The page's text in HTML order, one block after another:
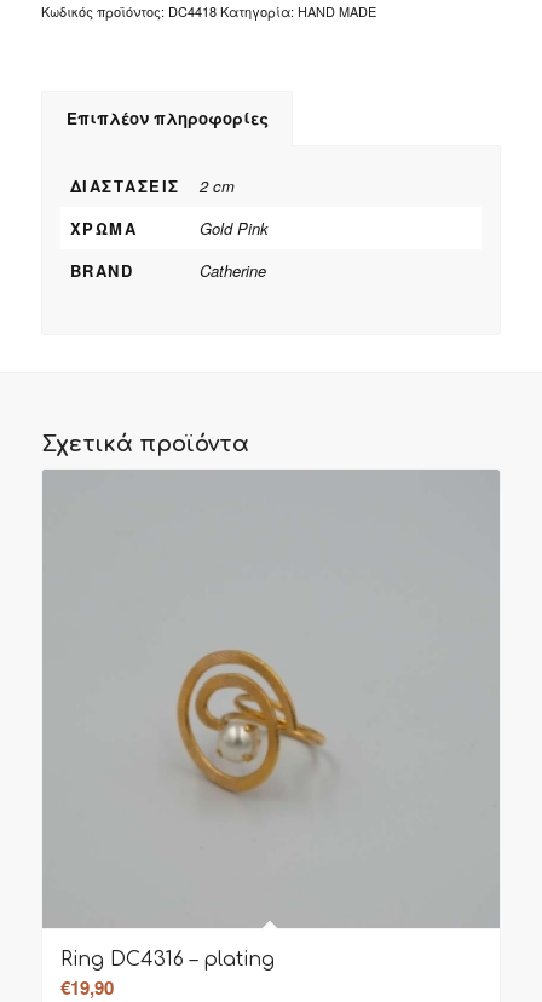
Κωδικός προϊόντος: DC4418 Κατηγορία: HAND MADE
Επιπλέον πληροφορίες
ΔΙΑΣΤΆΣΕΙΣ
2 cm
ΧΡΏΜΑ
Gold Pink
BRAND
Catherine
Σχετικά προϊόντα
Ring DC4316 – plating
€19,90